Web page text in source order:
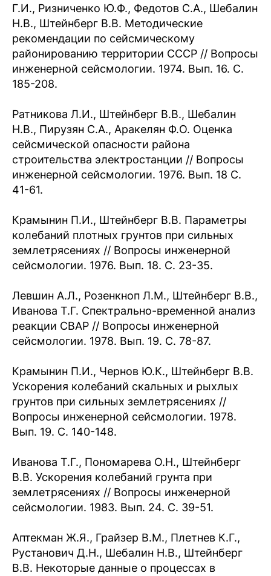
Г.И., Ризниченко Ю.Ф., Федотов С.А., Шебалин
Н.В., Штейнберг В.В. Методические
рекомендации по сейсмическому
районированию территории СССР // Вопросы
инженерной сейсмологии. 1974. Вып. 16. С.
185-208.
Ратникова Л.И., Штейнберг В.В., Шебалин
Н.В., Пирузян С.А., Аракелян Ф.О. Оценка
сейсмической опасности района
строительства электростанции // Вопросы
инженерной сейсмологии. 1976. Вып. 18 С.
41-61.
Крамынин П.И., Штейнберг В.В. Параметры
колебаний плотных грунтов при сильных
землетрясениях // Вопросы инженерной
сейсмологии. 1976. Вып. 18. С. 23-35.
Левшин А.Л., Розенкноп Л.М., Штейнберг В.В.,
Иванова Т.Г. Спектрально-временной анализ
реакции СВАР // Вопросы инженерной
сейсмологии. 1978. Вып. 19. С. 78-87.
Крамынин П.И., Чернов Ю.К., Штейнберг В.В.
Ускорения колебаний скальных и рыхлых
грунтов при сильных землетрясениях //
Вопросы инженерной сейсмологии. 1978.
Вып. 19. С. 140-148.
Иванова Т.Г., Пономарева О.Н., Штейнберг
В.В. Ускорения колебаний грунта при
землетрясениях // Вопросы инженерной
сейсмологии. 1983. Вып. 24. С. 39-51.
Аптекман Ж.Я., Грайзер В.М., Плетнев К.Г.,
Рустанович Д.Н., Шебалин Н.В., Штейнберг
В.В. Некоторые данные о процессах в